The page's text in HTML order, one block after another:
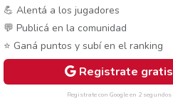
💪 Alentá a los jugadores
💬 Publicá en la comunidad
⭐ Ganá puntos y subí en el ranking
Registrate gratis
Registrate con Google en 2 segundos